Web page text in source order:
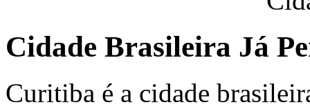
Cidade Brasileira Já
Curitiba é a cidade